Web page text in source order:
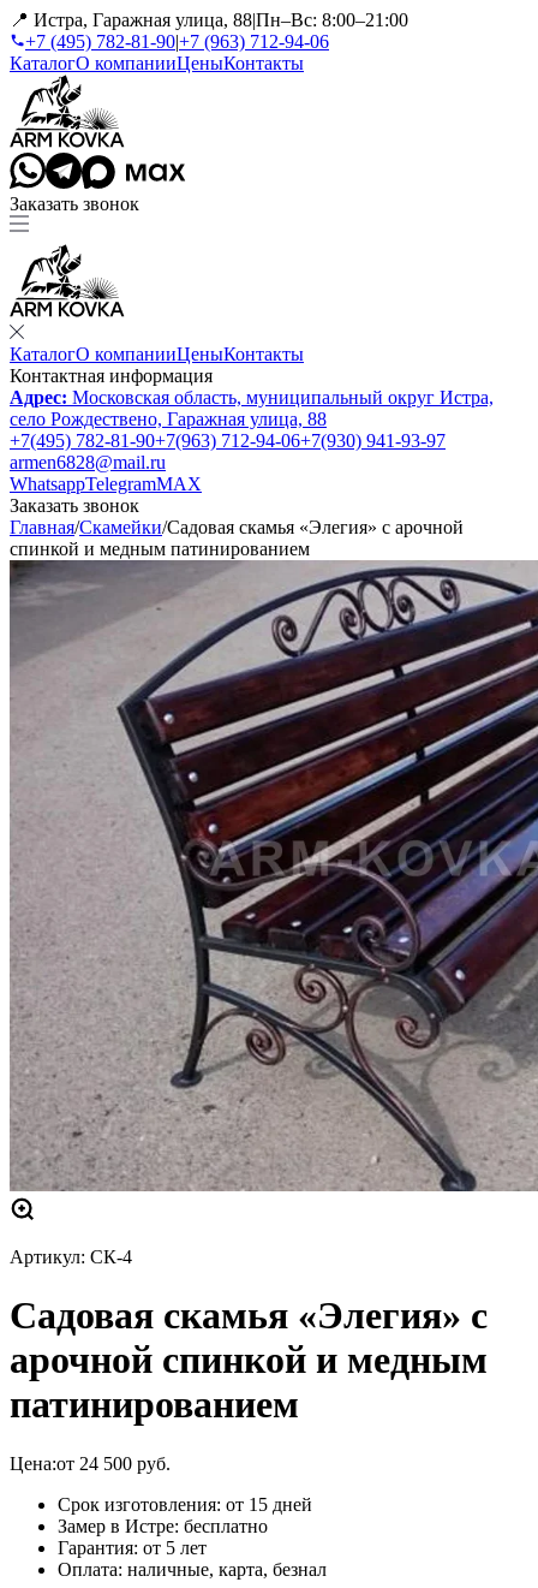
📍 Истра, Гаражная улица, 88|Пн–Вс: 8:00–21:00
+7 (495) 782-81-90|+7 (963) 712-94-06
КаталогО компанииЦеныКонтакты
Заказать звонок
КаталогО компанииЦеныКонтакты
Контактная информация
Адрес: Московская область, муниципальный округ Истра,
село Рождествено, Гаражная улица, 88
+7(495) 782-81-90+7(963) 712-94-06+7(930) 941-93-97
armen6828@mail.ru
WhatsappTelegramMAX
Заказать звонок
Главная/Скамейки/Садовая скамья «Элегия» с арочной
спинкой и медным патинированием
Артикул: СК-4
Садовая скамья «Элегия» с
арочной спинкой и медным
патинированием
Цена:от 24 500 руб.
Срок изготовления: от 15 дней
Замер в Истре: бесплатно
Гарантия: от 5 лет
Оплата: наличные, карта, безнал